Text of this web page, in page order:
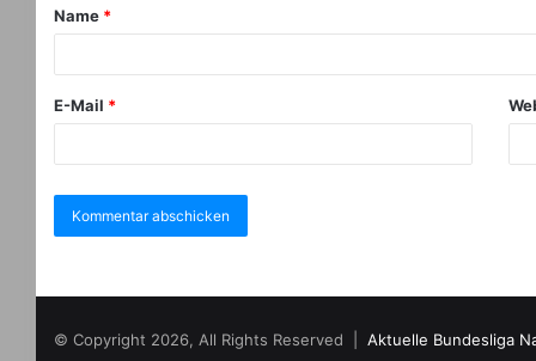
Name *
E-Mail *
© Copyright 2026, All Rights Reserved | Aktuelle Bundesliga